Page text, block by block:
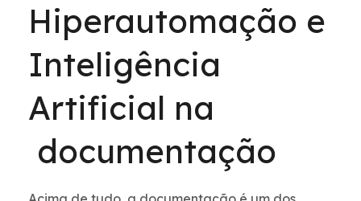
Hiperautomação e
Inteligência
Artificial na
documentação